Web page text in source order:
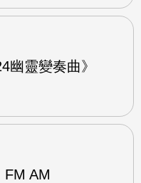
幽靈變奏曲》
FM AM